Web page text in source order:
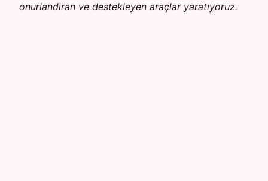
onurlandıran ve destekleyen araçlar yaratıyoruz.